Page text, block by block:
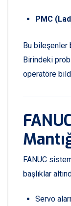
PMC
Bu bileşenler
Birindeki
operatöre
FANUC
başlıklar
Servo